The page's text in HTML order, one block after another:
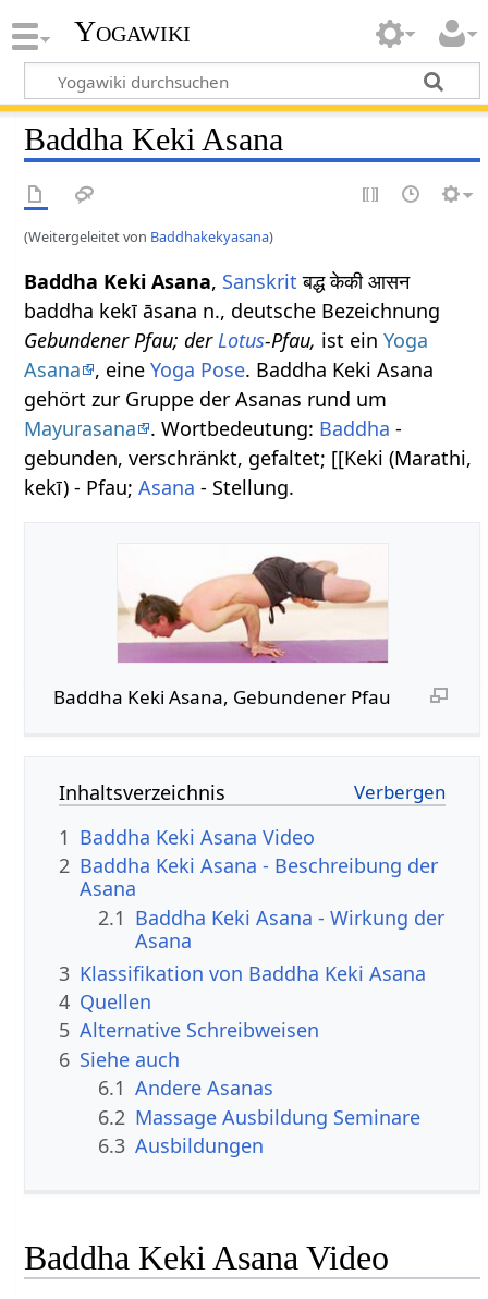
Yogawiki
Baddha Keki Asana
(Weitergeleitet von Baddhakekyasana)
Baddha Keki Asana, Sanskrit बद्ध केकी आसन
baddha kekī āsana n., deutsche Bezeichnung
Gebundener Pfau; derLotus-Pfau, ist einYoga
Asana
, eineYoga Pose. Baddha Keki Asana
gehört zur Gruppe der Asanas rund um
Mayurasana
. Wortbedeutung: Baddha -
gebunden, verschränkt, gefaltet; [[Keki (Marathi,
kekī) - Pfau;Asana - Stellung.
Baddha Keki Asana, Gebundener Pfau
Inhaltsverzeichnis
1 Baddha Keki Asana Video
2 Baddha Keki Asana - Beschreibung der
Asana
2.1 Baddha Keki Asana - Wirkung der
Asana
3 Klassifikation von Baddha Keki Asana
4 Quellen
5 Alternative Schreibweisen
6 Siehe auch
6.1 Andere Asanas
6.2 Massage Ausbildung Seminare
6.3 Ausbildungen
Baddha Keki Asana Video